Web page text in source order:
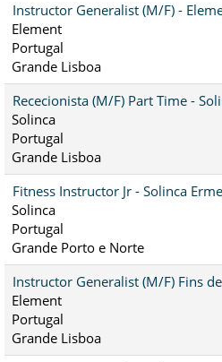
Instructor Generalist (M/F) -
Element
Portugal
Grande Lisboa
Rececionista (M/F) Part Time -
Solinca
Portugal
Grande Lisboa
Fitness Instructor Jr - Solinca
Solinca
Portugal
Grande Porto e Norte
Instructor Generalist (M/F) Fins
Element
Portugal
Grande Lisboa